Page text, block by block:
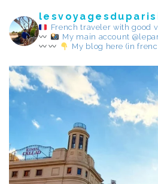
French traveler with good
My main account
My blog here (in